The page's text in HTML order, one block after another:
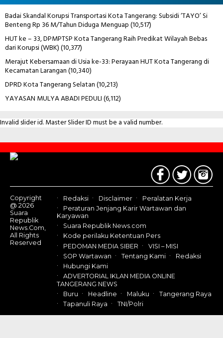
Badai Skandal Korupsi Transportasi Kota Tangerang: Subsidi ‘TAYO’ Si
Benteng Rp 36 M/Tahun Diduga Menguap(10,517)
HUT ke – 33, DPMPTSP Kota Tangerang Raih Predikat Wilayah Bebas
dari Korupsi (WBK)(10,377)
Merajut Kebersamaan di Usia ke-33: Perayaan HUT Kota Tangerang di
Kecamatan Larangan(10,340)
DPRD Kota Tangerang Selatan(10,213)
YAYASAN MULYA ABADI PEDULI(6,112)
Invalid slider id. Master Slider ID must be a valid number.
Contact
Us
Copyright
@ 2026
Suara
Republik
News.Com,
All Rights
Reserved
Redaksi Disclaimer
Peralatan Kerja
Peraturan Jenjang Karir Wartawan dan
Karyawan
Suara Republik News.com
Kode perilaku Ketentuan Pers
PEDOMAN MEDIA SIBER
VISI – MISI
SOP Wartawan
Tentang Kami
Redaksi
Hubungi Kami
ADVERTORIAL IKLAN MEDIA ONLINE
TANGERANG NEWS
Buru
Headline Maluku
Tangerang Raya
Tapanuli Raya
TNI/Polri